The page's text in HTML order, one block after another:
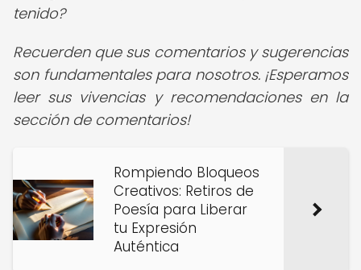
tenido?
Recuerden que sus comentarios y sugerencias
son fundamentales para nosotros. ¡Esperamos
leer sus vivencias y recomendaciones en la
sección de comentarios!
Rompiendo Bloqueos
Creativos: Retiros de
Poesía para Liberar
tu Expresión
Auténtica